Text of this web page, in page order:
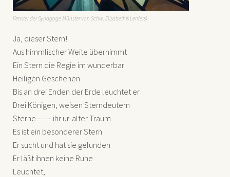
Fenster der Synagoge Münster von Schw. Elisabethis Lenfers)
Ja, dieser Stern!
Aus himmlischer Weite übernimmt
Ein Stern die Regie im wunderbar
Heiligen Geschehen
Bis an drei Enden der Erde leuchtet er
Drei Königen, weisen Sterndeutern
Sterne – - – ihr ur-alter Traum
Es ist ein besonderer Stern
Er sucht und hat sie gefunden
Er läßt ihnen keine Ruhe
Leuchtet,